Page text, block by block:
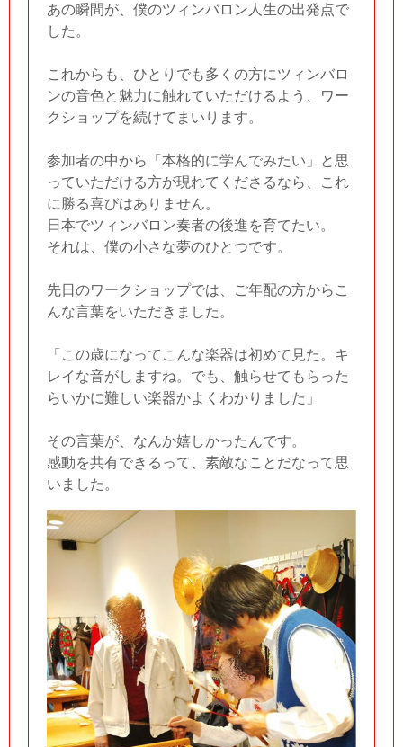
あの瞬間が、僕のツィンバロン人生の出発点で
した。
これからも、ひとりでも多くの方にツィンバロ
ンの音色と魅力に触れていただけるよう、ワー
クショップを続けてまいります。
参加者の中から「本格的に学んでみたい」と思
っていただける方が現れてくださるなら、これ
に勝る喜びはありません。
日本でツィンバロン奏者の後進を育てたい。
それは、僕の小さな夢のひとつです。
先日のワークショップでは、ご年配の方からこ
んな言葉をいただきました。
「この歳になってこんな楽器は初めて見た。キ
レイな音がしますね。でも、触らせてもらった
らいかに難しい楽器かよくわかりました」
その言葉が、なんか嬉しかったんです。
感動を共有できるって、素敵なことだなって思
いました。